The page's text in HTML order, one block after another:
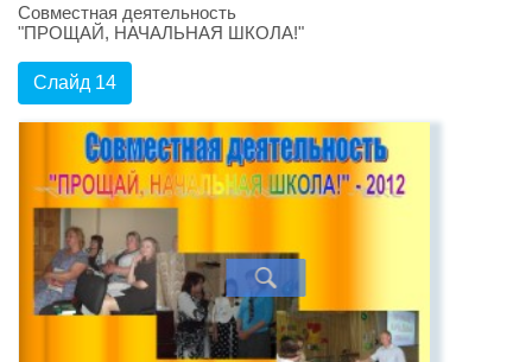
Совместная деятельность
"ПРОЩАЙ, НАЧАЛЬНАЯ ШКОЛА!"
Слайд 14